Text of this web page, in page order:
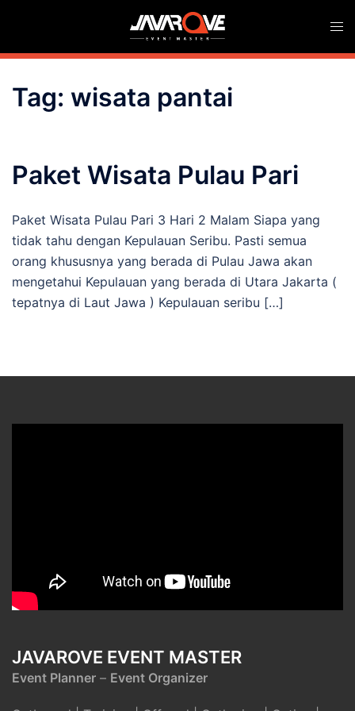
Tag: wisata pantai
Paket Wisata Pulau Pari
Paket Wisata Pulau Pari 3 Hari 2 Malam Siapa yang
tidak tahu dengan Kepulauan Seribu. Pasti semua
orang khususnya yang berada di Pulau Jawa akan
mengetahui Kepulauan yang berada di Utara Jakarta (
tepatnya di Laut Jawa ) Kepulauan seribu […]
JAVAROVE EVENT MASTER
Event Planner – Event Organizer